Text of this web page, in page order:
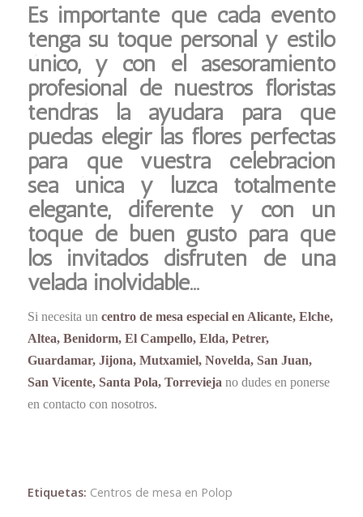
Es importante que cada evento
tenga su toque personal y estilo
único, y con el asesoramiento
profesional de nuestros floristas
tendrás la ayudara para que
puedas elegir las flores perfectas
para que vuestra celebración
sea única y luzca totalmente
elegante, diferente y con un
toque de buen gusto para que
los invitados disfruten de una
velada inolvidable…
Si necesita un centro de mesa especial en Alicante, Elche,
Altea, Benidorm, El Campello, Elda, Petrer,
Guardamar, Jijona, Mutxamiel, Novelda, San Juan,
San Vicente, Santa Pola, Torrevieja no dudes en ponerse
en contacto con nosotros.
Etiquetas: Centros de mesa en Polop